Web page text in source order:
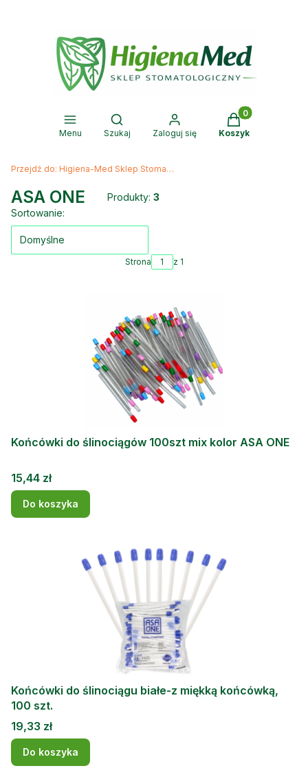
Menu
Otwórz wyszukiwarkę
Szukaj Zaloguj się
Produkty w
Koszyk
Przejdź do: Higiena-Med Sklep Stomatologiczny
ASA ONE Produkty: 3
Lista produktów
Sortowanie:
Domyślne
Strona z 1
Końcówki do ślinociągów 100szt mix kolor ASA ONE
Cena
15,44 zł
Do koszyka
Końcówki do ślinociągu białe-z miękką końcówką,
100 szt.
Cena
19,33 zł
Do koszyka